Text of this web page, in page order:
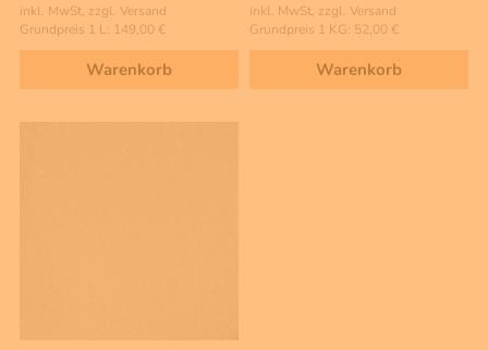
inkl. MwSt, zzgl. Versand
Grundpreis 1 L: 149,00 €
Warenkorb
inkl. MwSt, zzgl. Versand
Grundpreis 1 KG: 52,00 €
Warenkorb